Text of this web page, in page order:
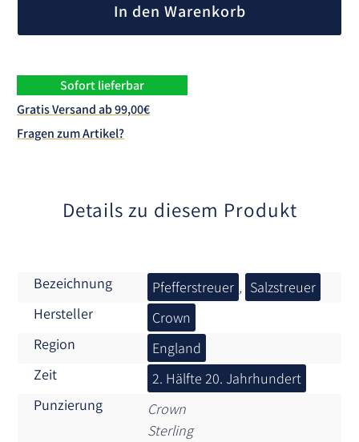
In den Warenkorb
Sofort lieferbar
Gratis Versand ab 99,00€
Fragen zum Artikel?
Details zu diesem Produkt
Bezeichnung Pfefferstreuer , Salzstreuer
Hersteller
Crown
Region
England
Zeit
2. Hälfte 20. Jahrhundert
Punzierung
Crown
Sterling